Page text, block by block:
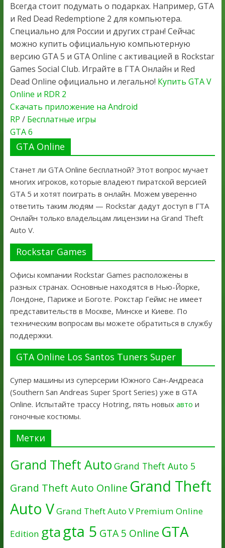
Всегда стоит подумать о подарках. Например, GTA
и Red Dead Redemptione 2 для компьютера.
Специально для России и других стран! Сейчас
можно купить официальную компьютерную
версию GTA 5 и GTA Online с активацией в Rockstar
Games Social Club. Играйте в ГТА Онлайн и Red
Dead Online официально и легально! Купить GTA V
Online и RDR 2
Скачать приложение на Android
RP / Бесплатные игры
GTA 6
GTA Online
Станет ли GTA Online бесплатной? Этот вопрос мучает
многих игроков, которые владеют пиратской версией
GTA 5 и хотят поиграть в онлайн. Можем уверенно
ответить таким людям — Rockstar дадут доступ в ГТА
Онлайн только владельцам лицензии на Grand Theft
Auto V.
Rockstar Games
Офисы компании Rockstar Games расположены в
разных странах. Основные находятся в Нью-Йорке,
Лондоне, Париже и Боготе. Рокстар Геймс не имеет
представительств в Москве, Минске и Киеве. По
техническим вопросам вы можете обратиться в службу
поддержки.
GTA Online Los Santos Tuners Super
Супер машины из суперсерии Южного Сан-Андреаса
(Southern San Andreas Super Sport Series) уже в GTA
Online. Испытайте трассу Hotring, пять новых авто и
гоночные костюмы.
Метки
Grand Theft Auto Grand Theft Auto 5
Grand Theft Auto Online Grand Theft
Auto VGrand Theft Auto V Premium Online
Edition gtagta 5 GTA 5 Online GTA